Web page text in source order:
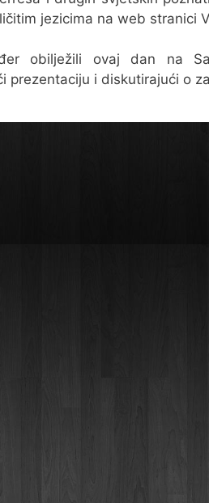
jezicima na web stranici
obilježili ovaj dan na
prezentaciju i diskutirajući o